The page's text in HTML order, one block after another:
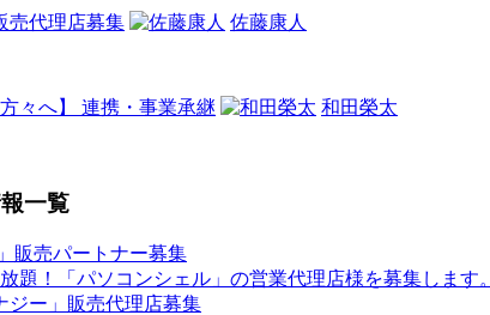
売代理店募集 佐藤康人
々へ】 連携・事業承継 和田榮太
一覧
販売パートナー募集
題！「パソコンシェル」の営業代理店様を募集します。
ジー」販売代理店募集